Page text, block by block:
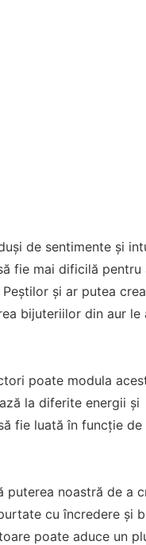
de sentimente și
fie mai dificilă pentru
și ar putea
bijuteriilor din aur le
poate modula
la diferite energii și
fie luată în funcție de
puterea noastră de a
cu încredere și
poate aduce un